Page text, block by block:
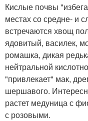
Кислые почвы
местах со средне- и
встречаются хвощ
ядовитый, василек,
ромашка, дикая
нейтральной
"привлекает" мак,
шершавого.
растет медуница с
с розовыми.